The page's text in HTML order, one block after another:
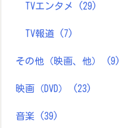
TVエンタメ (29)
TV報道 (7)
その他（映画、他） (9)
映画（DVD） (23)
音楽 (39)